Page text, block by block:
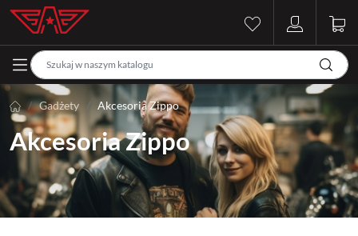
Gadżety Akcesoria Zippo
Akcesoria Zippo